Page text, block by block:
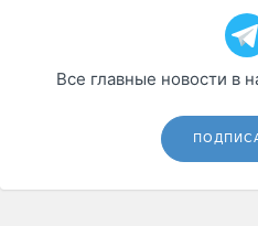
Все главные новости в